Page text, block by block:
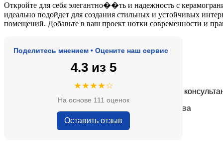
Откройте для себя элегантно��ть и надежность с
идеально подойдет для создания стильных и устойчивых
помещений. Добавьте в ваш проект нотки современности и
мнением • Оцените наш сервис
4.3 из 5
★★★★☆
На основе 111 оценок
Оставить отзыв
адекватные цены.
★★★★★
Очень приятные консультанты